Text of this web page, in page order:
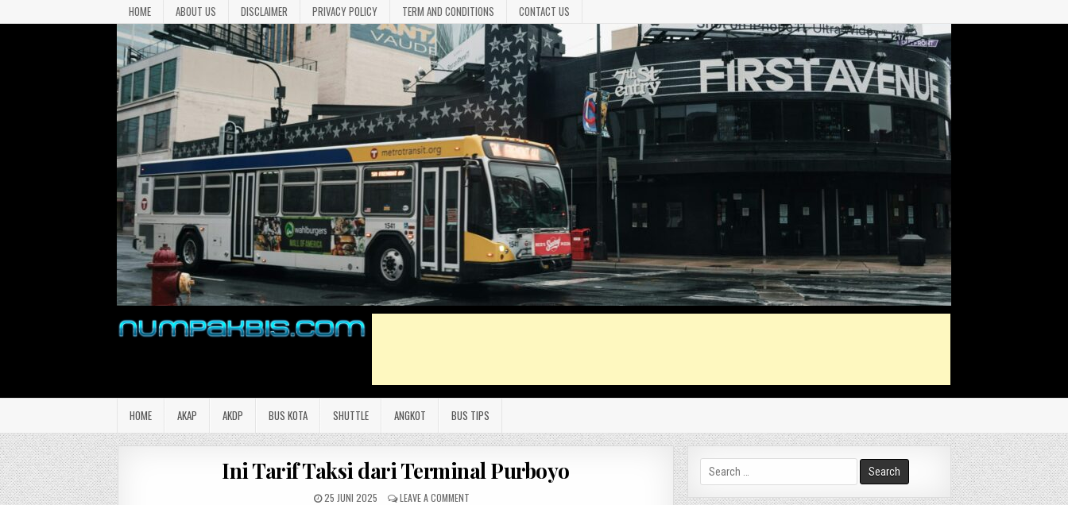
HOME ABOUT US DISCLAIMER PRIVACY POLICY TERM AND CONDITIONS CONTACT US
HOME AKAP AKDP BUS KOTA SHUTTLE ANGKOT BUS TIPS
Ini Tarif Taksi dari Terminal Purboyo
25 JUNI 2025 LEAVE A COMMENT
Search
for: